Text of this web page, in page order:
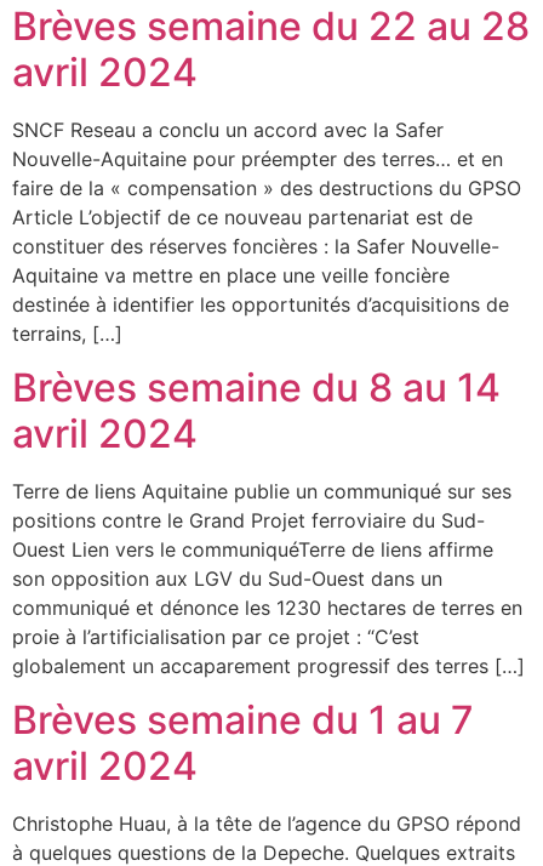
Brèves semaine du 22 au 28
avril 2024
SNCF Reseau a conclu un accord avec la Safer
Nouvelle-Aquitaine pour préempter des terres… et en
faire de la « compensation » des destructions du GPSO
Article L’objectif de ce nouveau partenariat est de
constituer des réserves foncières : la Safer Nouvelle-
Aquitaine va mettre en place une veille foncière
destinée à identifier les opportunités d’acquisitions de
terrains, […]
Brèves semaine du 8 au 14
avril 2024
Terre de liens Aquitaine publie un communiqué sur ses
positions contre le Grand Projet ferroviaire du Sud-
Ouest Lien vers le communiquéTerre de liens affirme
son opposition aux LGV du Sud-Ouest dans un
communiqué et dénonce les 1230 hectares de terres en
proie à l’artificialisation par ce projet : “C’est
globalement un accaparement progressif des terres […]
Brèves semaine du 1 au 7
avril 2024
Christophe Huau, à la tête de l’agence du GPSO répond
à quelques questions de la Depeche. Quelques extraits